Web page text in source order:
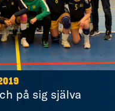
på sig själva